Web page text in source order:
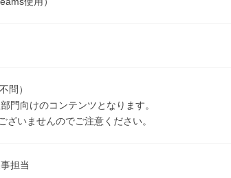
問）
門向けのコンテンツとなります。
ざいませんのでご注意ください。
担当